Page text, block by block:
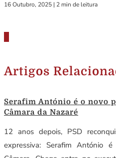
16 Outubro, 2025 | 2 min de leitura
Artigos
Serafim António é o novo
Câmara da Nazaré
12 anos depois, PSD
expressiva: Serafim António